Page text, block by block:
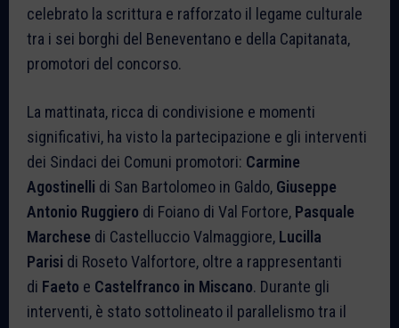
celebrato la scrittura e rafforzato il legame culturale
tra i sei borghi del Beneventano e della Capitanata,
promotori del concorso.
La mattinata, ricca di condivisione e momenti
significativi, ha visto la partecipazione e gli interventi
dei Sindaci dei Comuni promotori: Carmine
Agostinelli di San Bartolomeo in Galdo, Giuseppe
Antonio Ruggiero di Foiano di Val Fortore, Pasquale
Marchese di Castelluccio Valmaggiore, Lucilla
Parisi di Roseto Valfortore, oltre a rappresentanti
di Faeto e Castelfranco in Miscano. Durante gli
interventi, è stato sottolineato il parallelismo tra il